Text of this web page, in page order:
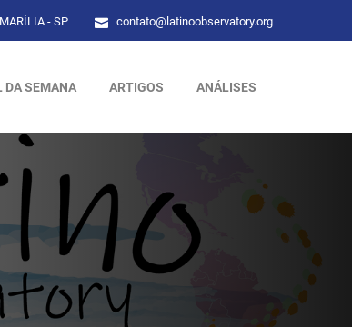
- SP contato@latinoobservatory.org
DA SEMANA ARTIGOS ANÁLISES